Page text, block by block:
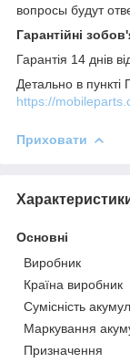
вопросы будут
Гарантійні
Гарантія 14 днів
Детально в
https://
Приховати
Основні
Виробник
Країна виробник
Сумісність
Маркування
Призначення